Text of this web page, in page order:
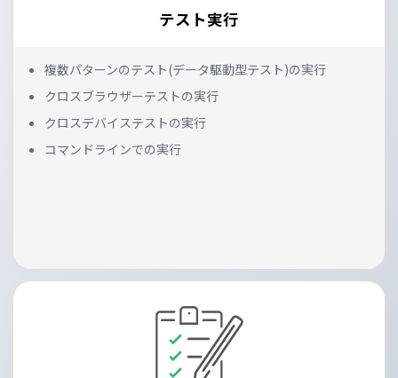
テスト実行
複数パターンのテスト(データ駆動型テスト)の実行
クロスブラウザーテストの実行
クロスデバイステストの実行
コマンドラインでの実行